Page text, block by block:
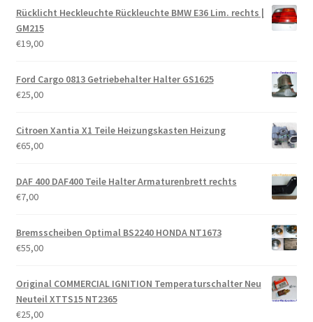
Rücklicht Heckleuchte Rückleuchte BMW E36 Lim. rechts |
GM215
€19,00
Ford Cargo 0813 Getriebehalter Halter GS1625
€25,00
Citroen Xantia X1 Teile Heizungskasten Heizung
€65,00
DAF 400 DAF400 Teile Halter Armaturenbrett rechts
€7,00
Bremsscheiben Optimal BS2240 HONDA NT1673
€55,00
Original COMMERCIAL IGNITION Temperaturschalter Neu
Neuteil XTTS15 NT2365
€25,00